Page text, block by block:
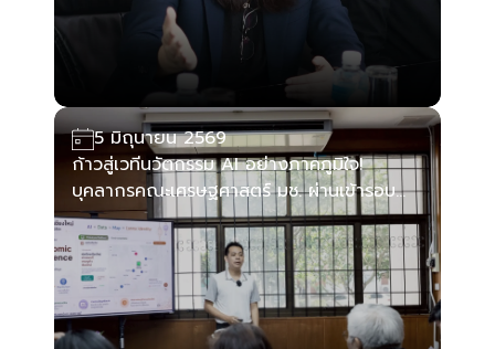
5 มิถุนายน 2569
ก้าวสู่เวทีนวัตกรรม AI อย่างภาคภูมิใจ!
บุคลากรคณะเศรษฐศาสตร์ มช. ผ่านเข้ารอบ
40 ทีมสุดท้าย